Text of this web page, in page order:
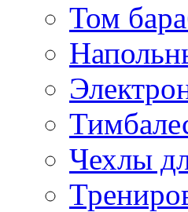
Том
Чехлы